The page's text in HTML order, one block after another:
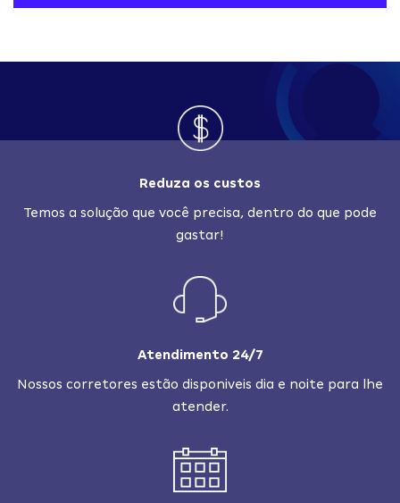
Reduza os custos
Temos a solução que você precisa, dentro do que pode
gastar!
Atendimento 24/7
Nossos corretores estão disponiveis dia e noite para lhe
atender.